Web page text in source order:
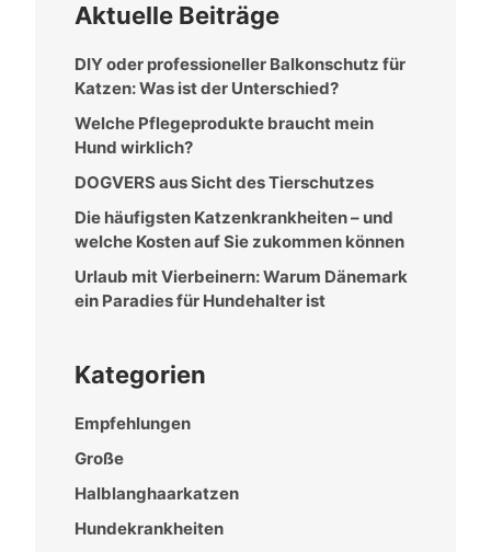
Aktuelle Beiträge
DIY oder professioneller Balkonschutz für
Katzen: Was ist der Unterschied?
Welche Pflegeprodukte braucht mein
Hund wirklich?
DOGVERS aus Sicht des Tierschutzes
Die häufigsten Katzenkrankheiten – und
welche Kosten auf Sie zukommen können
Urlaub mit Vierbeinern: Warum Dänemark
ein Paradies für Hundehalter ist
Kategorien
Empfehlungen
Große
Halblanghaarkatzen
Hundekrankheiten